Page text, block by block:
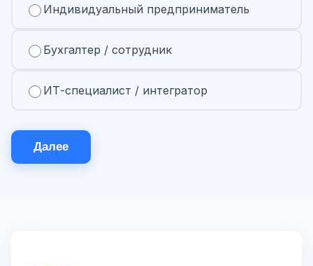
Индивидуальный предприниматель
Бухгалтер / сотрудник
ИТ-специалист / интегратор
Далее